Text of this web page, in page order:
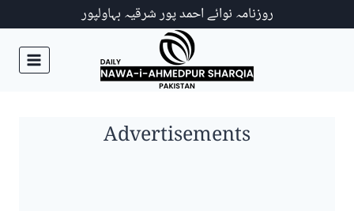
روزنامہ نوائے احمد پور شرقیہ بہاولپور
Advertisements